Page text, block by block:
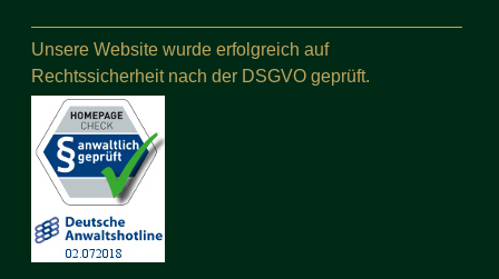
Unsere Website wurde erfolgreich auf
Rechtssicherheit nach der DSGVO geprüft.